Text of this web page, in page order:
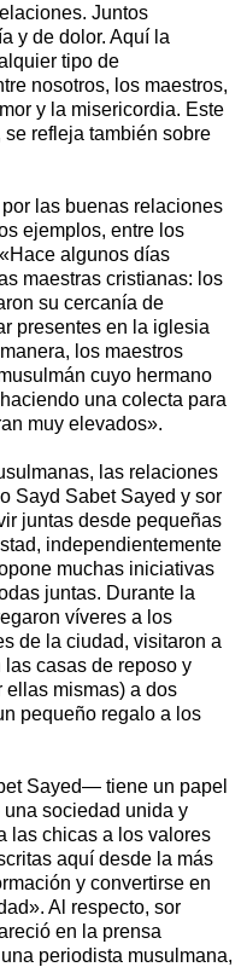
Juntos
y de dolor. Aquí la
tipo de
nosotros, los maestros,
y la misericordia. Este
refleja también sobre
las buenas relaciones
ejemplos, entre los
algunos días
maestras cristianas: los
su cercanía de
presentes en la iglesia
los maestros
cuyo hermano
una colecta para
muy elevados».
las relaciones
Sayd Sabet Sayed y sor
juntas desde pequeñas
independientemente
muchas iniciativas
juntas. Durante la
víveres a los
de la ciudad, visitaron a
casas de reposo y
ellas mismas) a dos
pequeño regalo a los
Sayed— tiene un papel
sociedad unida y
las chicas a los valores
aquí desde la más
y convertirse en
Al respecto, sor
en la prensa
periodista musulmana,